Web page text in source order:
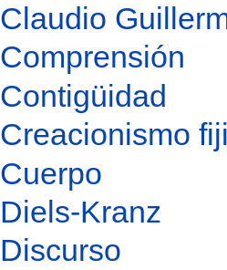
Claudio
Comprensión
Contigüidad
Creacionismo
Cuerpo
Diels-Kranz
Discurso